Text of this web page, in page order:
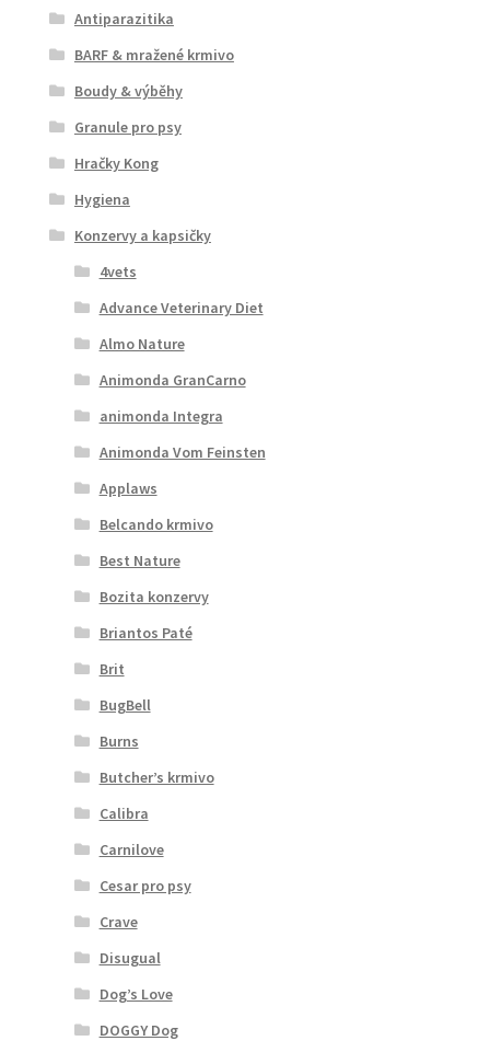
Antiparazitika
BARF & mražené krmivo
Boudy & výběhy
Granule pro psy
Hračky Kong
Hygiena
Konzervy a kapsičky
4vets
Advance Veterinary Diet
Almo Nature
Animonda GranCarno
animonda Integra
Animonda Vom Feinsten
Applaws
Belcando krmivo
Best Nature
Bozita konzervy
Briantos Paté
Brit
BugBell
Burns
Butcher’s krmivo
Calibra
Carnilove
Cesar pro psy
Crave
Disugual
Dog’s Love
DOGGY Dog